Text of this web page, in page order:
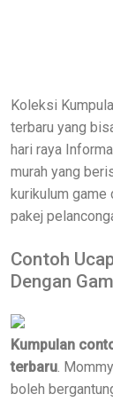
Koleksi
terbaru yang
hari raya
murah yang
kurikulum game
pakej
Contoh
Dengan
Kumpulan
terbaru.
boleh